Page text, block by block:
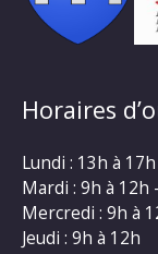
Horaires
Lundi : 13h à 17h
Mardi : 9h à 12h
Mercredi : 9h à
Jeudi : 9h à 12h